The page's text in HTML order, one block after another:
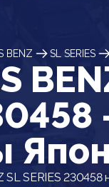
BENZ SL SERIES
SL SERIES